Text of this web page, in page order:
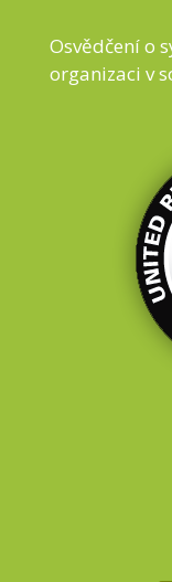
Osvědčení o
organizaci v